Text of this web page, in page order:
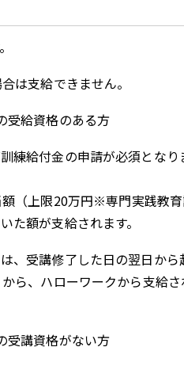
は支給できません。
受給資格のある方
練給付金の申請が必須となり
（上限20万円※専門実践教
た額が支給されます。
受講修了した日の翌日か
ら、ハローワークから支給
受講資格がない方